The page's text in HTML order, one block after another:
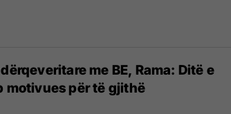
me BE, Rama: Ditë e
motivues për të gjithë